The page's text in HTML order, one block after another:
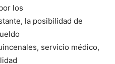
los
la posibilidad de
servicio médico,